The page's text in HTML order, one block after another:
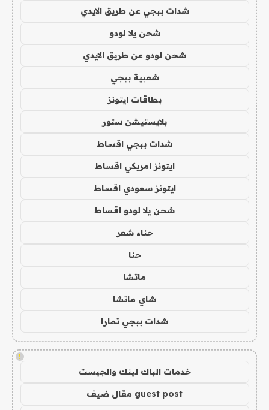
شدات ببجي عن طريق الايدي
شحن يلا لودو
شحن لودو عن طريق الايدي
شعبية ببجي
بطاقات ايتونز
بلايستيشن ستور
شدات ببجي اقساط
ايتونز امريكي اقساط
ايتونز سعودي اقساط
شحن يلا لودو اقساط
حناء شعر
حنا
ماتشا
شاي ماتشا
شدات ببجي تمارا
!
خدمات الباك لينك والجيست
guest post مقال ضيف